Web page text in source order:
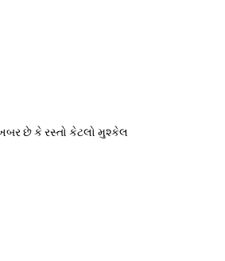
છે કે રસ્તો કેટલો મુશ્કેલ